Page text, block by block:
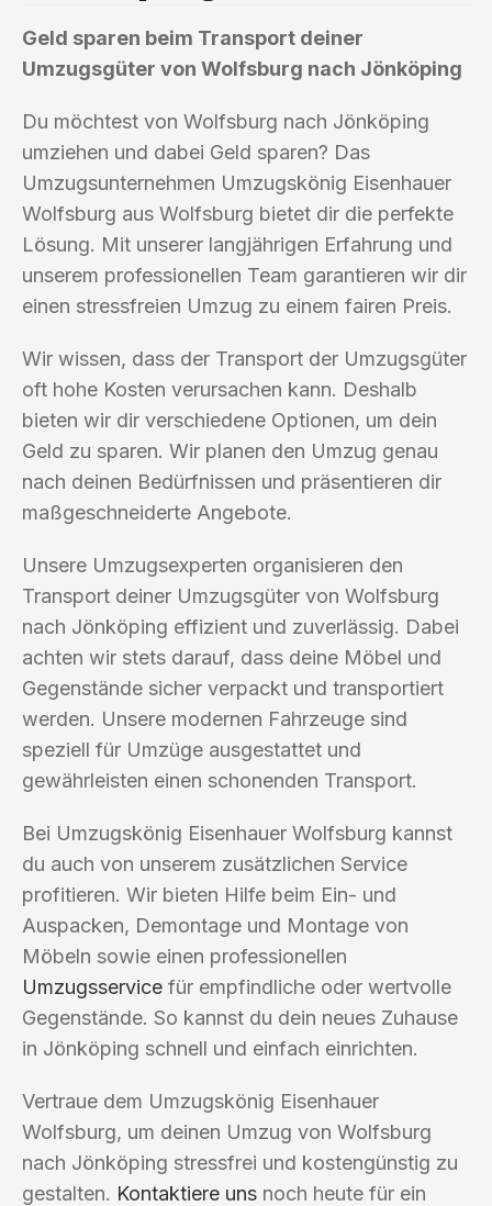
Geld sparen beim Transport deiner
Umzugsgüter von Wolfsburg nach Jönköping
Du möchtest von Wolfsburg nach Jönköping
umziehen und dabei Geld sparen? Das
Umzugsunternehmen Umzugskönig Eisenhauer
Wolfsburg aus Wolfsburg bietet dir die perfekte
Lösung. Mit unserer langjährigen Erfahrung und
unserem professionellen Team garantieren wir dir
einen stressfreien Umzug zu einem fairen Preis.
Wir wissen, dass der Transport der Umzugsgüter
oft hohe Kosten verursachen kann. Deshalb
bieten wir dir verschiedene Optionen, um dein
Geld zu sparen. Wir planen den Umzug genau
nach deinen Bedürfnissen und präsentieren dir
maßgeschneiderte Angebote.
Unsere Umzugsexperten organisieren den
Transport deiner Umzugsgüter von Wolfsburg
nach Jönköping effizient und zuverlässig. Dabei
achten wir stets darauf, dass deine Möbel und
Gegenstände sicher verpackt und transportiert
werden. Unsere modernen Fahrzeuge sind
speziell für Umzüge ausgestattet und
gewährleisten einen schonenden Transport.
Bei Umzugskönig Eisenhauer Wolfsburg kannst
du auch von unserem zusätzlichen Service
profitieren. Wir bieten Hilfe beim Ein- und
Auspacken, Demontage und Montage von
Möbeln sowie einen professionellen
Umzugsservice für empfindliche oder wertvolle
Gegenstände. So kannst du dein neues Zuhause
in Jönköping schnell und einfach einrichten.
Vertraue dem Umzugskönig Eisenhauer
Wolfsburg, um deinen Umzug von Wolfsburg
nach Jönköping stressfrei und kostengünstig zu
gestalten. Kontaktiere uns noch heute für ein